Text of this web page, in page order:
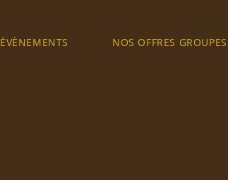
ÉVÈNEMENTS NOS OFFRES GROUPES